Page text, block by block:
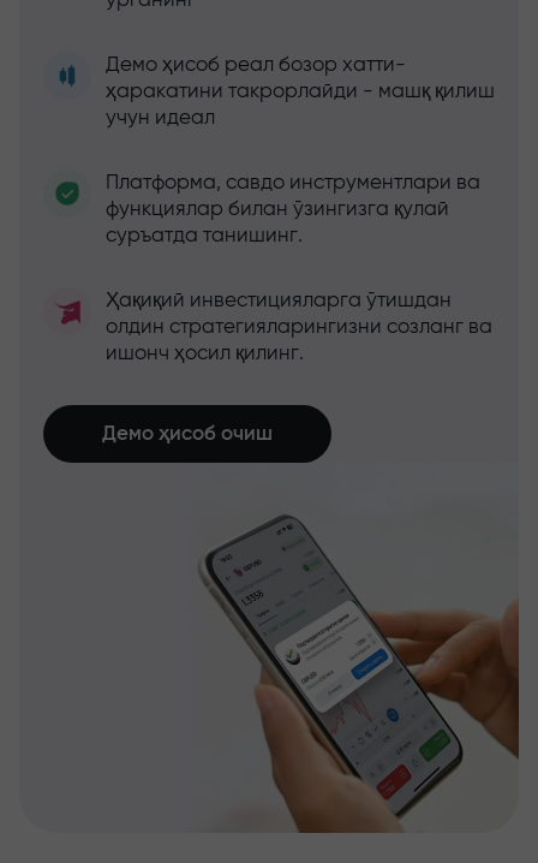
Демо ҳисоб реал бозор хатти-
ҳаракатини такрорлайди - машқ қилиш
учун идеал
Платформа, савдо инструментлари ва
функциялар билан ўзингизга қулай
суръатда танишинг.
Ҳақиқий инвестицияларга ўтишдан
олдин стратегияларингизни созланг ва
ишонч ҳосил қилинг.
Демо ҳисоб очиш